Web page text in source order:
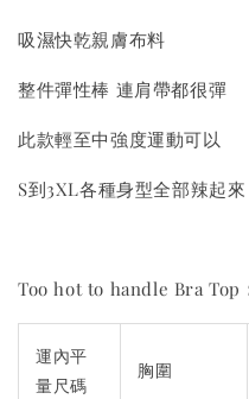
吸濕快乾親膚布料
整件彈性棒 連肩帶都很彈
此款輕至中強度運動可以
S到3XL各種身型全部辣起來
Too hot to handle Bra Top
運內平
量尺碼
胸圍